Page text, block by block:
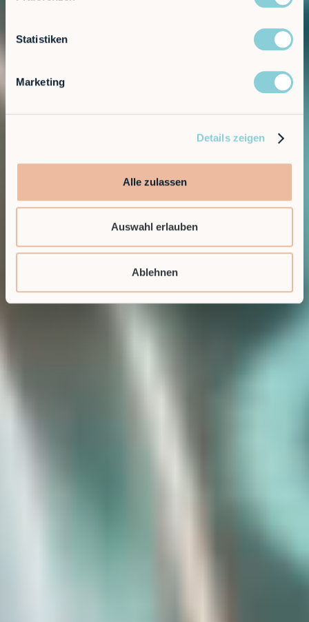
Statistiken
Marketing
Details zeigen
Alle zulassen
Auswahl erlauben
Ablehnen